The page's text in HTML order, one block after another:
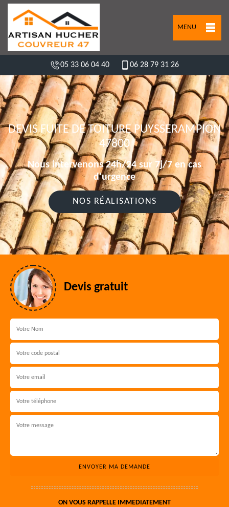
MENU
05 33 06 04 40 06 28 79 31 26
DEVIS FUITE DE TOITURE PUYSSERAMPION
47800
Nous intervenons 24h/24 sur 7j/7 en cas
d'urgence
NOS RÉALISATIONS
Devis gratuit
ON VOUS RAPPELLE IMMEDIATEMENT